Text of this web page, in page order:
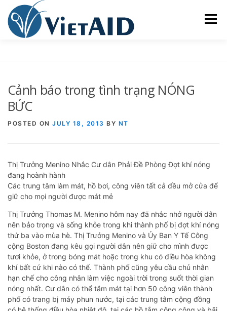
content
Menu
TRUNG TÂM CỘNG ĐỒNG SINH HOẠT
Cảnh báo trong tình trạng NÓNG
BỨC
POSTED ON JULY 18, 2013 BY NT
Thị Trưởng Menino Nhắc Cư dân Phải Đề Phòng Đợt khí nóng
đang hoành hành
Các trung tâm làm mát, hồ bơi, công viên tất cả đều mở cửa để
giữ cho mọi người được mát mẻ
Thị Trưởng Thomas M. Menino hôm nay đã nhắc nhở người dân
nên bảo trọng và sống khỏe trong khi thành phố bị đợt khí nóng
thứ ba vào mùa hè. Thị Trưởng Menino và Ủy Ban Y Tế Công
cộng Boston đang kêu gọi người dân nên giữ cho mình được
tươi khỏe, ở trong bóng mát hoặc trong khu có điều hòa không
khí bất cứ khi nào có thể. Thành phố cũng yêu cầu chủ nhân
hạn chế cho công nhân làm việc ngoài trời trong suốt thời gian
nóng nhất. Cư dân có thể tắm mát tại hơn 50 công viên thành
phố có trang bị máy phun nước, tại các trung tâm cộng đồng